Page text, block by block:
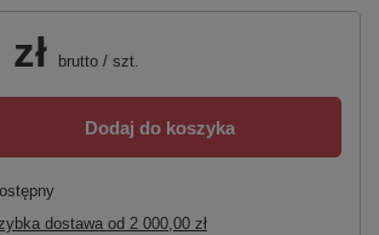
brutto / szt.
Dodaj do koszyka
dostawa od 2 000,00 zł